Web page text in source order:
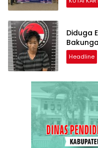
Diduga
Headline